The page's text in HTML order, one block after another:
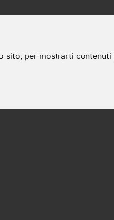
sito, per mostrarti contenuti